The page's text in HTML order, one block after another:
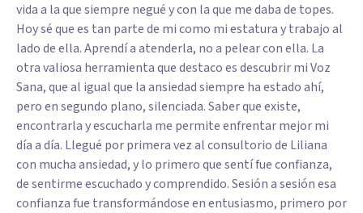
vida a la que siempre negué y con la que me daba de topes.
Hoy sé que es tan parte de mi como mi estatura y trabajo al
lado de ella. Aprendí a atenderla, no a pelear con ella. La
otra valiosa herramienta que destaco es descubrir mi Voz
Sana, que al igual que la ansiedad siempre ha estado ahí,
pero en segundo plano, silenciada. Saber que existe,
encontrarla y escucharla me permite enfrentar mejor mi
día a día. Llegué por primera vez al consultorio de Liliana
con mucha ansiedad, y lo primero que sentí fue confianza,
de sentirme escuchado y comprendido. Sesión a sesión esa
confianza fue transformándose en entusiasmo, primero por